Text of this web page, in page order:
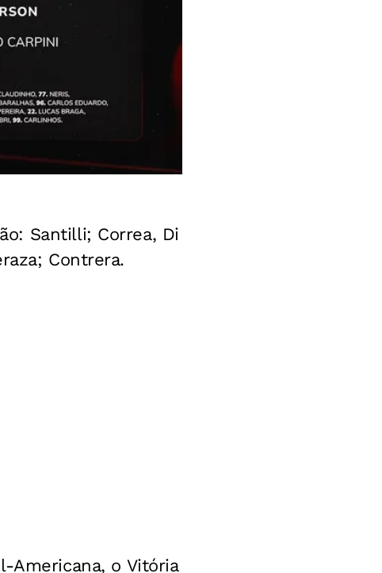
Santilli; Correa, Di
Contrera.
Americana, o Vitória